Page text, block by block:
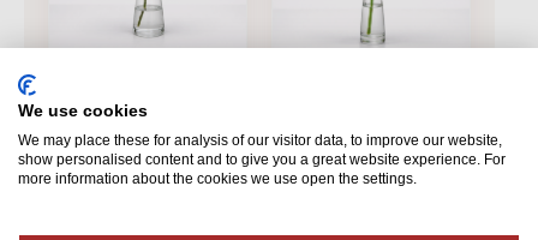
Red Naomi! - Rode
rozen - REGULAR
Sophia Loren 1 stuk
We use cookies
We may place these for analysis of our visitor data, to improve our website,
show personalised content and to give you a great website experience. For
more information about the cookies we use open the settings.